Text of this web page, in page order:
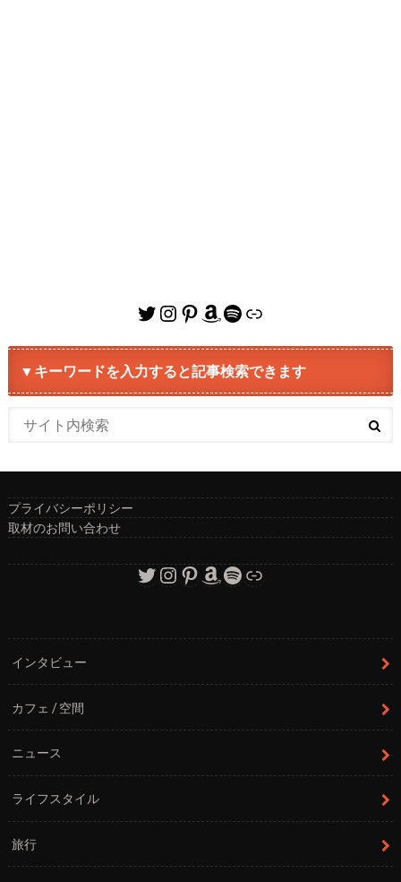
Twitter
Instagram
Pinterest
Amazon
Spotify
リンク
▼キーワードを入力すると記事検索できます
プライバシーポリシー
取材のお問い合わせ
Twitter
Instagram
Pinterest
Amazon
Spotify
リンク
インタビュー
カフェ / 空間
ニュース
ライフスタイル
旅行